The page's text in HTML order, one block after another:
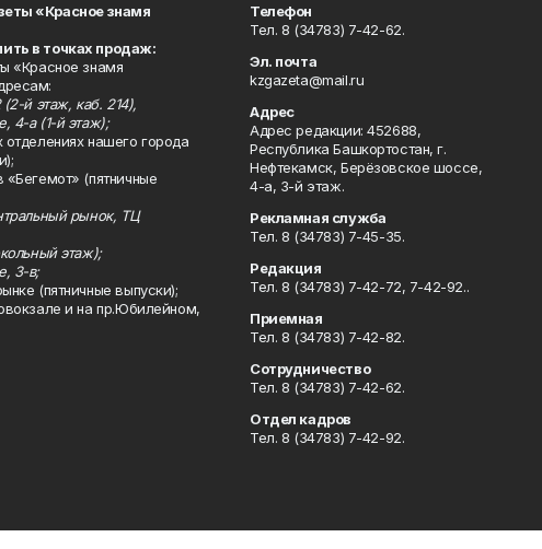
«Красное знамя
в точках продаж:
«Красное знамя
й этаж, каб. 214),
4-а (1-й этаж);
отделениях нашего города
«Бегемот» (пятничные
рынок, ТЦ
этаж);
3-в;
(пятничные выпуски);
и на пр.Юбилейном,
Телефон
Тел. 8 (34783) 7-42-62.
Эл. почта
kzgazeta@mail.ru
Адрес
Адрес редакции: 452688,
Республика Башкортостан, г.
Нефтекамск, Берёзовское шоссе,
4-а, 3-й этаж.
Рекламная служба
Тел. 8 (34783) 7-45-35.
Редакция
Тел. 8 (34783) 7-42-72, 7-42-92..
Приемная
Тел. 8 (34783) 7-42-82.
Сотрудничество
Тел. 8 (34783) 7-42-62.
Отдел кадров
Тел. 8 (34783) 7-42-92.